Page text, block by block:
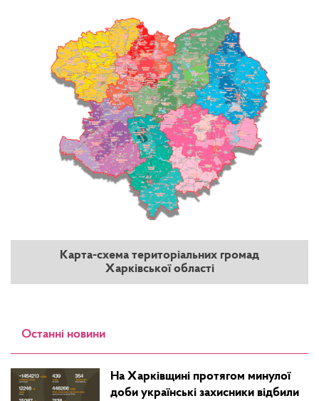
Карта-схема територіальних громад
Харківської області
Останні новини
На Харківщині протягом минулої
доби українські захисники відбили